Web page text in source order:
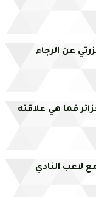
عن الرجاء
فما هي علاقته
لاعب النادي